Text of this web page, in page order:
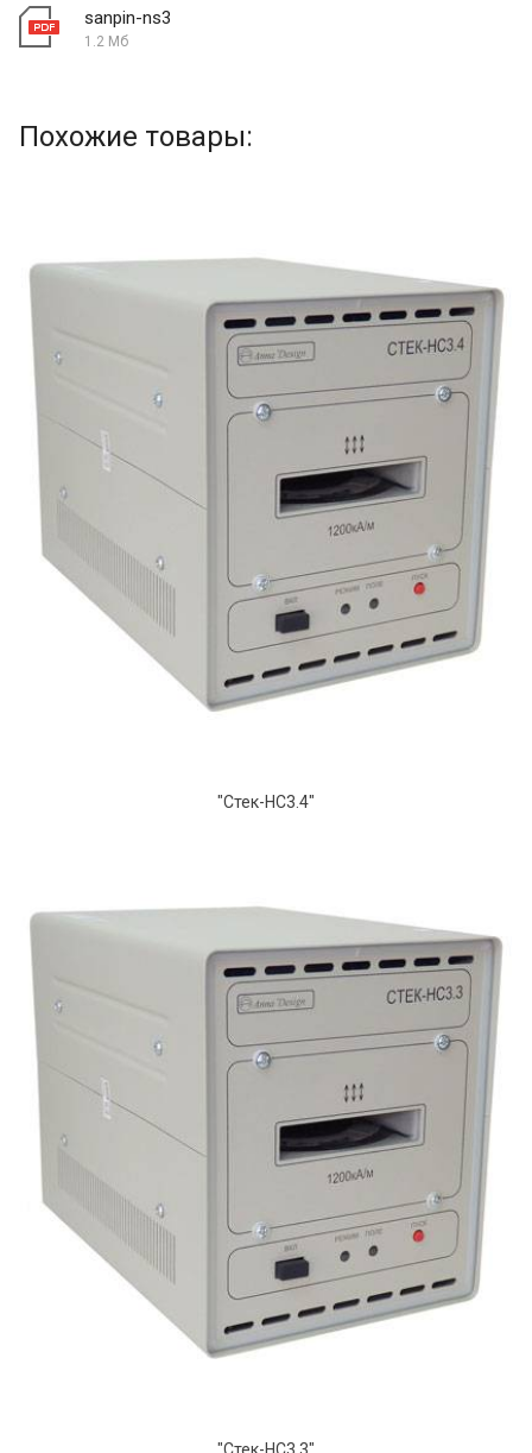
sanpin-ns3
1.2 Мб
Похожие товары:
"Стек-НС3.4"
"Стек-НС3.3"